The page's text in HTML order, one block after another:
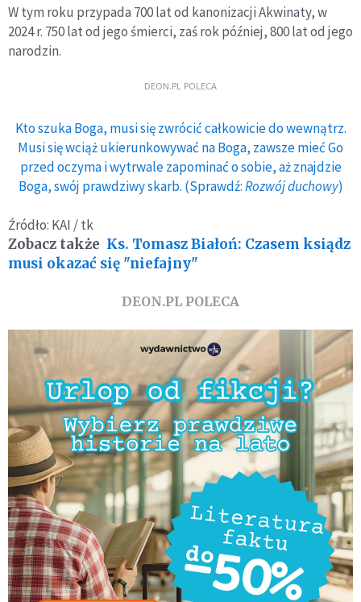
W tym roku przypada 700 lat od kanonizacji Akwinaty, w
2024 r. 750 lat od jego śmierci, zaś rok później, 800 lat od jego
narodzin.
DEON.PL POLECA
Kto szuka Boga, musi się zwrócić całkowicie do wewnątrz.
Musi się wciąż ukierunkowywać na Boga, zawsze mieć Go
przed oczyma i wytrwale zapominać o sobie, aż znajdzie
Boga, swój prawdziwy skarb. (Sprawdź:Rozwój duchowy)
Źródło: KAI / tk
Zobacz także Ks. Tomasz Białoń: Czasem ksiądz
musi okazać się "niefajny"
DEON.PL POLECA